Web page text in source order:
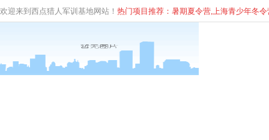
欢迎来到西点猎人军训基地网站！ 热门项目推荐：暑期夏令营,上海青少年冬令